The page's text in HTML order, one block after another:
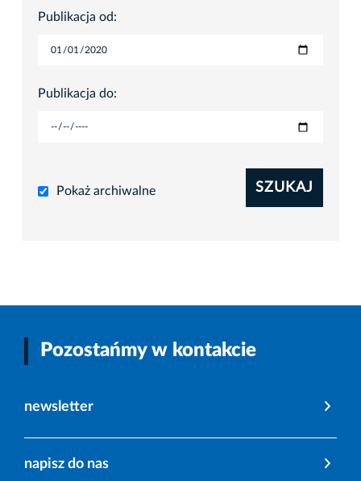
Publikacja od:
Publikacja do:
Pokaż archiwalne SZUKAJ
Pozostańmy w kontakcie
newsletter
napisz do nas